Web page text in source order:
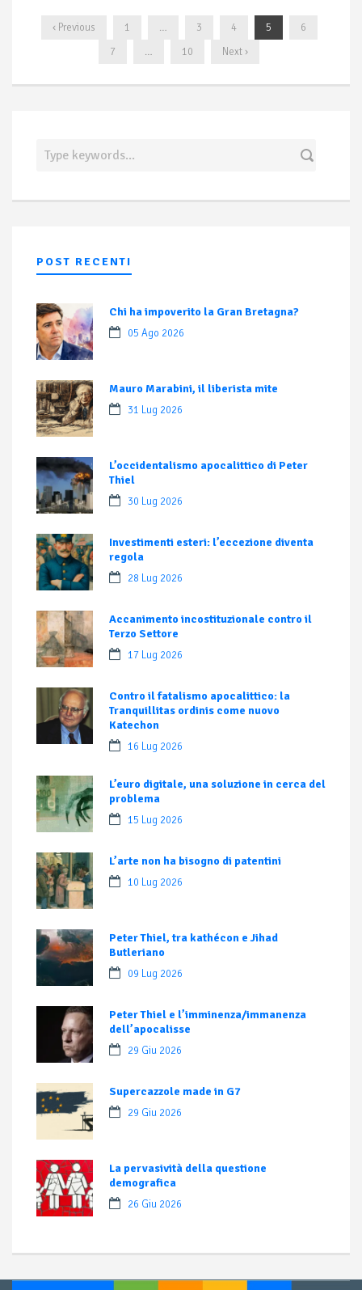
‹ Previous 1 … 3 4 5
6
7
… 10 Next ›
POST RECENTI
Chi ha impoverito la Gran Bretagna?
05 Ago 2026
Mauro Marabini, il liberista mite
31 Lug 2026
L’occidentalismo apocalittico di Peter
Thiel
30 Lug 2026
Investimenti esteri: l’eccezione diventa
regola
28 Lug 2026
Accanimento incostituzionale contro il
Terzo Settore
17 Lug 2026
Contro il fatalismo apocalittico: la
Tranquillitas ordinis come nuovo
Katechon
16 Lug 2026
L’euro digitale, una soluzione in cerca del
problema
15 Lug 2026
L’arte non ha bisogno di patentini
10 Lug 2026
Peter Thiel, tra kathécon e Jihad
Butleriano
09 Lug 2026
Peter Thiel e l’imminenza/immanenza
dell’apocalisse
29 Giu 2026
Supercazzole made in G7
29 Giu 2026
La pervasività della questione
demografica
26 Giu 2026